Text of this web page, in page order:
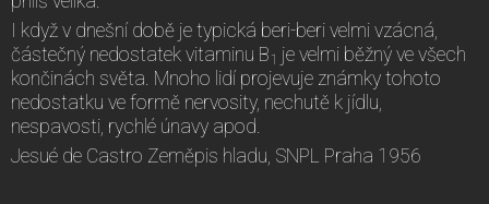
I když v dnešní době je typická beri-beri velmi vzácná,
částečný nedostatek vitaminu B 1 je velmi běžný ve všech
končinách světa. Mnoho lidí projevuje známky tohoto
nedostatku ve formě nervosity, nechutě k jídlu,
nespavosti, rychlé únavy apod.
Jesué de Castro Zeměpis hladu, SNPL Praha 1956